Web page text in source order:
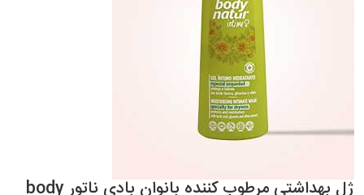
ژل بهداشتی مرطوب کننده بانوان بادی ناتور body